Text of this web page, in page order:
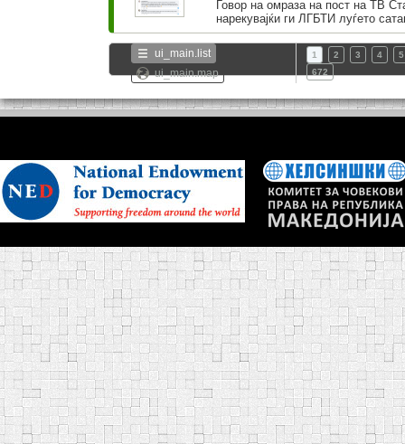
Говор на омраза на пост на ТВ
нарекувајќи ги ЛГБТИ луѓето
ui_main.list
ui_main.map
1 2 3 4
5
672